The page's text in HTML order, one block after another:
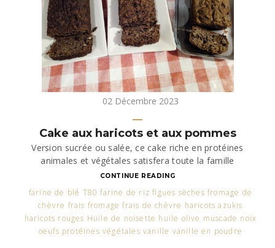
02 Décembre 2023
Cake aux haricots et aux pommes
Version sucrée ou salée, ce cake riche en protéines
animales et végétales satisfera toute la famille
CONTINUE READING
farine de blé T80 farine de riz figues sèches fromage de
chèvre frais fromage frais de chèvre haricots azukis
haricots rouges Huile de noisette huile olive muscade noix
oeufs protéines végétales vanille vanille en poudre